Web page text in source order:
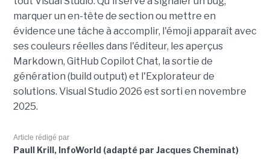
marquer un en-tête de section ou mettre en
évidence une tâche à accomplir, l'émoji apparaît avec
ses couleurs réelles dans l'éditeur, les aperçus
Markdown, GitHub Copilot Chat, la sortie de
génération (build output) et l'Explorateur de
solutions. Visual Studio 2026 est sorti en novembre
2025.
Article rédigé par
Paull Krill, InfoWorld (adapté par Jacques Cheminat)